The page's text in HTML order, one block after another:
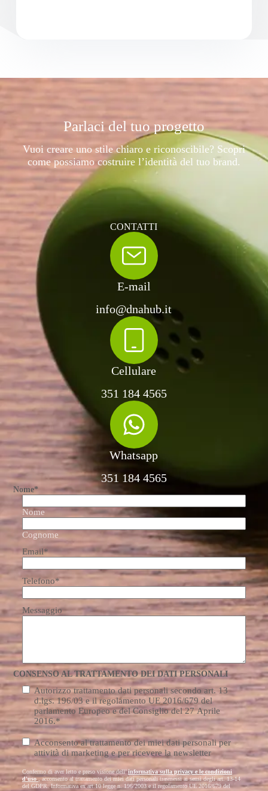
Parlaci del tuo progetto
Vuoi creare uno stile chiaro e riconoscibile? Scopri
come possiamo costruire l’identità del tuo brand.
CONTATTI
E-mail
info@dnahub.it
Cellulare
351 184 4565
Whatsapp
351 184 4565
Nome*
Nome
Cognome
Email*
Telefono*
Messaggio
CONSENSO AL TRATTAMENTO DEI DATI PERSONALI
Consenso
trattamento*
Autorizzo trattamento dati personali secondo art. 13
d.lgs. 196/03 e il regolamento UE 2016/679 del
parlamento Europeo e del Consiglio del 27 Aprile
2016.*
Consenso
Marketing
Acconsento al trattamento dei miei dati personali per
attività di marketing e per ricevere la newsletter
Confermo di aver letto e preso visione dell’informativa sulla privacy e le condizioni
d'uso , acconsento al trattamento dei miei dati personali trasmessi ai sensi degli art. 13-14
del GDPR. Informativa ex art.10 legge n. 196/2003 e il regolamento UE 2016/679 del